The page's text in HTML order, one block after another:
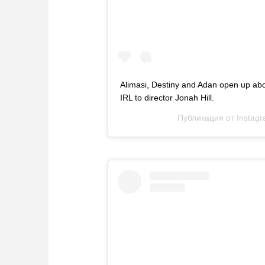
Alimasi, Destiny and Adan open up
IRL to director Jonah Hill.
Публикация от